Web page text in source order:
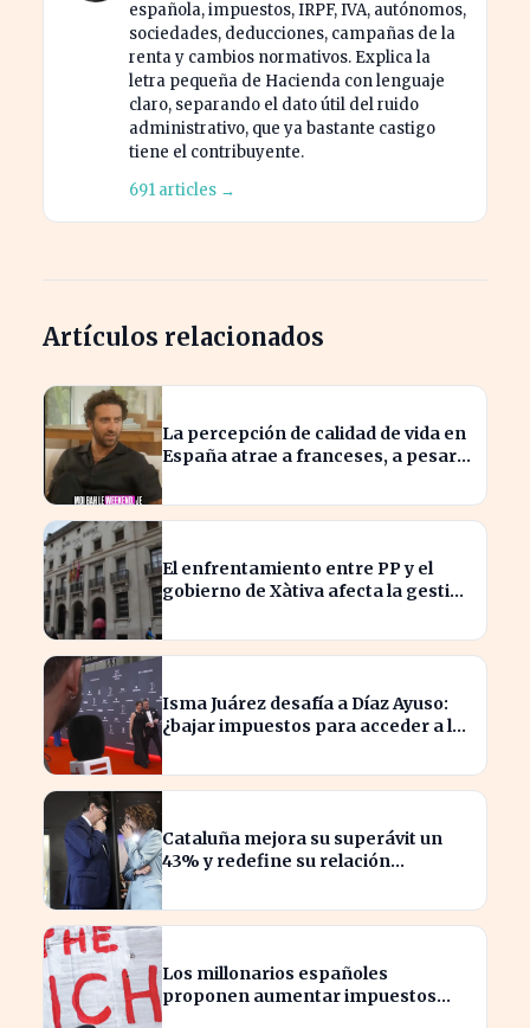
española, impuestos, IRPF, IVA, autónomos,
sociedades, deducciones, campañas de la
renta y cambios normativos. Explica la
letra pequeña de Hacienda con lenguaje
claro, separando el dato útil del ruido
administrativo, que ya bastante castigo
tiene el contribuyente.
691 articles →
Artículos relacionados
La percepción de calidad de vida en
España atrae a franceses, a pesar
El enfrentamiento entre PP y el
gobierno de Xàtiva afecta la gestión
Isma Juárez desafía a Díaz Ayuso:
¿bajar impuestos para acceder a la
Cataluña mejora su superávit un
43% y redefine su relación
Los millonarios españoles
proponen aumentar impuestos